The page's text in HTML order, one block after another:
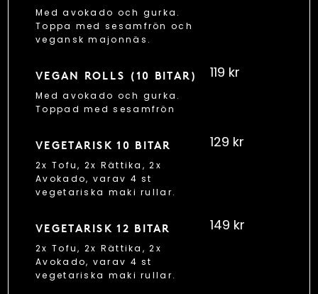
Med avokado och gurka.
Toppa med sesamfrön och
vegansk majonnäs.
VEGAN ROLLS (10 BITAR)
Med avokado och gurka.
Toppad med sesamfrön
119 kr
VEGETARISK 10 BITAR
2x Tofu, 2x Rättika, 2x
Avokado, varav 4 st
vegetariska maki rullar.
129 kr
VEGETARISK 12 BITAR
2x Tofu, 2x Rättika, 2x
Avokado, varav 4 st
vegetariska maki rullar.
149 kr